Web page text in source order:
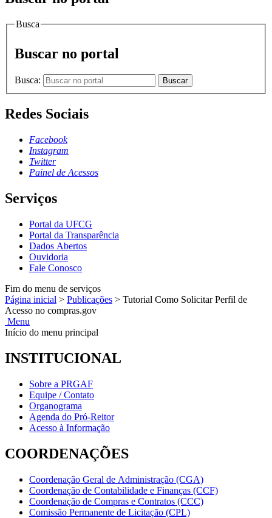
Busca
Buscar no portal
Busca: Buscar
Redes Sociais
Facebook
Instagram
Twitter
Painel de Acessos
Serviços
Portal da UFCG
Portal da Transparência
Dados Abertos
Ouvidoria
Fale Conosco
Fim do menu de serviços
Página inicial > Publicações > Tutorial Como Solicitar Perfil de
Acesso no compras.gov
Menu
Início do menu principal
INSTITUCIONAL
Sobre a PRGAF
Equipe / Contato
Organograma
Agenda do Pró-Reitor
Acesso à Informação
COORDENAÇÕES
Coordenação Geral de Administração (CGA)
Coordenação de Contabilidade e Finanças (CCF)
Coordenação de Compras e Contratos (CCC)
Comissão Permanente de Licitação (CPL)